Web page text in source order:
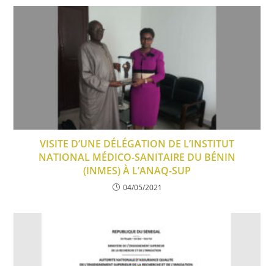
VISITE D’UNE DÉLÉGATION DE L’INSTITUT
NATIONAL MÉDICO-SANITAIRE DU BÉNIN
(INMES) À L’ANAQ-SUP
04/05/2021